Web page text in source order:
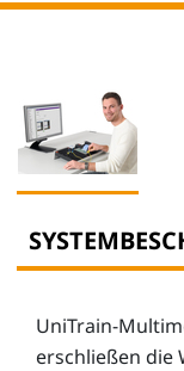
UniTrain-
erschließen die